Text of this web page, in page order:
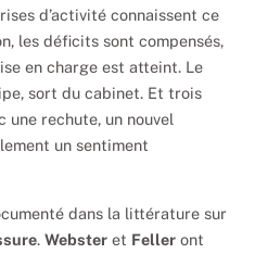
d’activité connaissent ce
les déficits sont compensés,
en charge est atteint. Le
sort du cabinet. Et trois
une rechute, un nouvel
un sentiment
dans la littérature sur
.Webster et Feller ont